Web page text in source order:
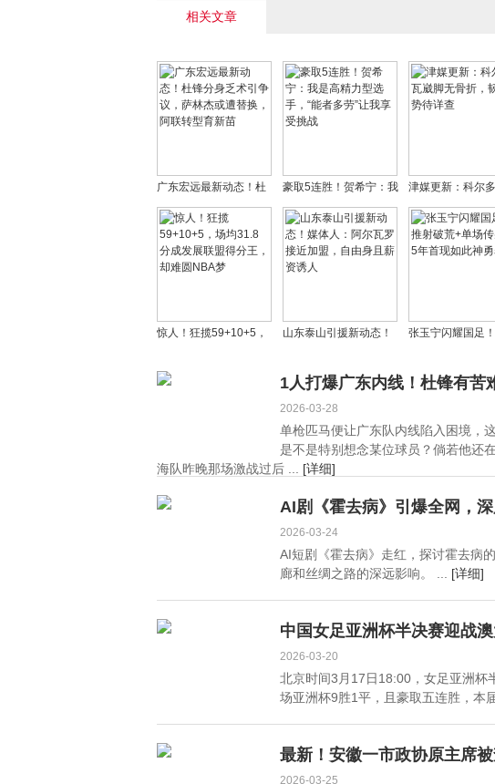
相关文章
广东宏远最新动态！杜
锋分身乏术引争议，萨
林杰或遭替换，阿联转
型育新苗
豪取5连胜！贺希宁：我
是高精力型选手，“能者
多劳”让我享受挑战
津媒更新：科尔
脚无骨折，韧带
详查
惊人！狂揽59+10+5，
得分王，却难圆NBA梦
山东泰山引援新动态！
加盟，自由身且薪资诱
人
张玉宁闪耀国足
现如此神勇表现
1人打爆广东内线！杜锋有苦
2026-03-28
单枪匹马便让广东队内线陷入困境，
是不是特别想念某位球员？倘若他还
海队昨晚那场激战过后 ... [详细]
AI剧《霍去病》引爆全网，
2026-03-24
AI短剧《霍去病》走红，探讨霍去病
廊和丝绸之路的深远影响。 ... [详细]
中国女足亚洲杯半决赛迎战
2026-03-20
北京时间3月17日18:00，女足亚洲杯
场亚洲杯9胜1平，且豪取五连胜，本
最新！安徽一市政协原主席
2026-03-25